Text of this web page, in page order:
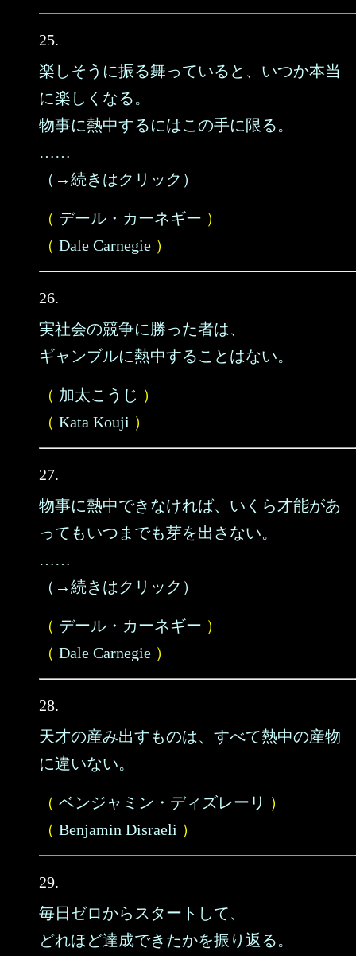
25.
楽しそうに振る舞っていると、いつか本当
に楽しくなる。
物事に熱中するにはこの手に限る。
……
（→続きはクリック）
（ デール・カーネギー ）
（ Dale Carnegie ）
26.
実社会の競争に勝った者は、
ギャンブルに熱中することはない。
（ 加太こうじ ）
（ Kata Kouji ）
27.
物事に熱中できなければ、いくら才能があ
ってもいつまでも芽を出さない。
……
（→続きはクリック）
（ デール・カーネギー ）
（ Dale Carnegie ）
28.
天才の産み出すものは、すべて熱中の産物
に違いない。
（ ベンジャミン・ディズレーリ ）
（ Benjamin Disraeli ）
29.
毎日ゼロからスタートして、
どれほど達成できたかを振り返る。